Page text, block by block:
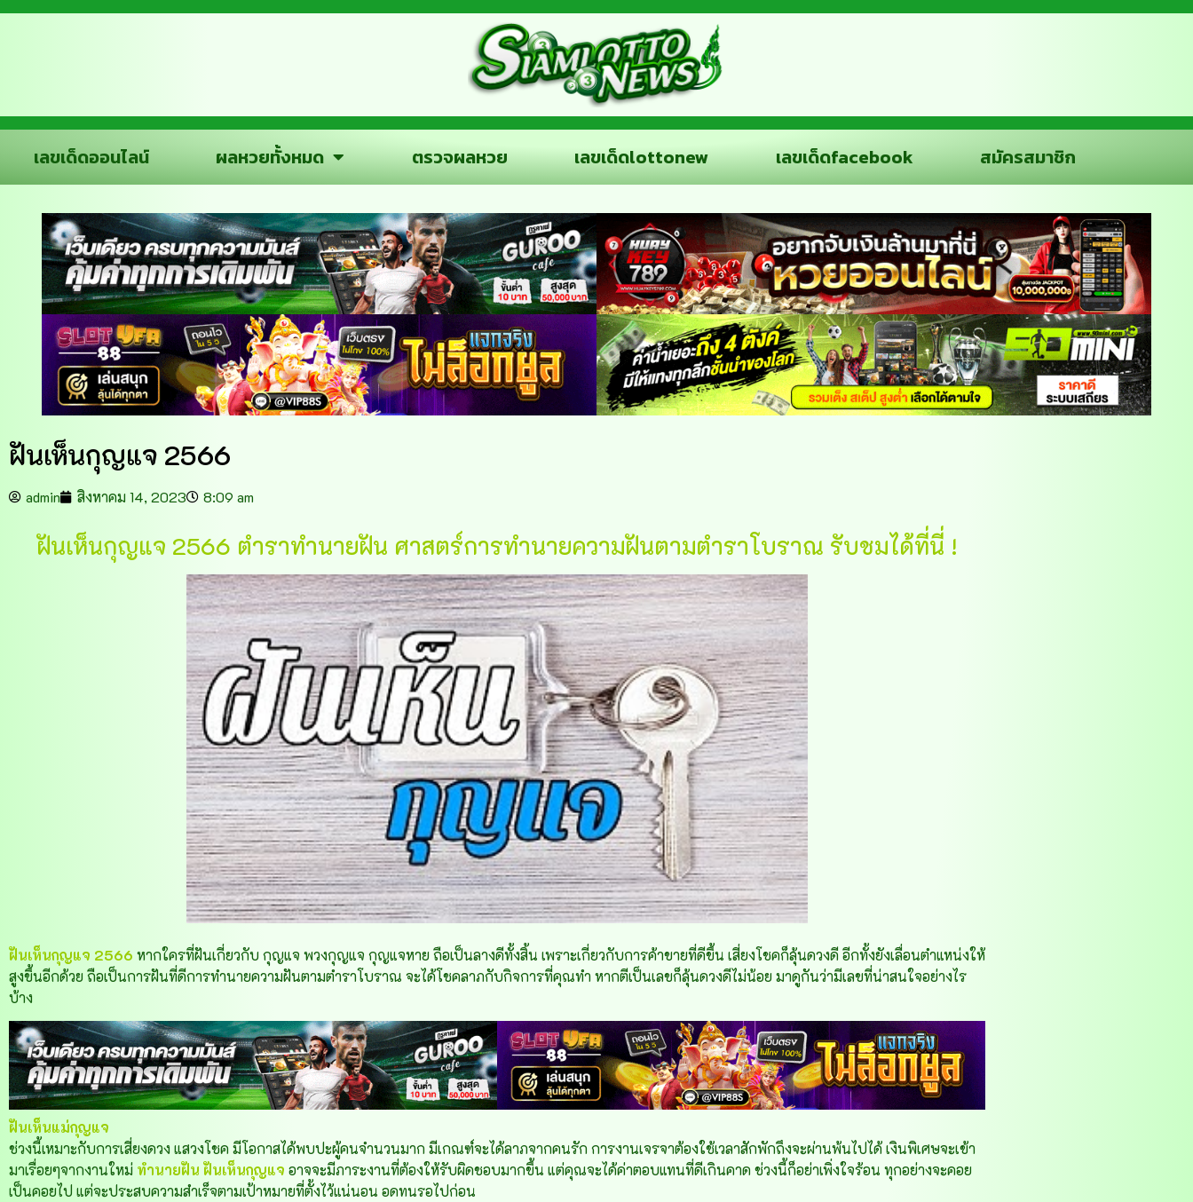
เลขเด็ดออนไลน์ ผลหวยทั้งหมด ตรวจผลหวย เลขเด็ดlottonew เลขเด็ดfacebook สมัครสมาชิก
ฝันเห็นกุญแจ 2566
admin สิงหาคม 14, 2023 8:09 am
ฝันเห็นกุญแจ 2566 ตำราทำนายฝัน ศาสตร์การทำนายความฝันตามตำราโบราณ รับชมได้ที่นี่ !
ฝันเห็นกุญแจ 2566 หากใครที่ฝันเกี่ยวกับ กุญแจ พวงกุญแจ กุญแจหาย ถือเป็นลางดีทั้งสิ้น เพราะเกี่ยวกับการค้าขายที่ดีขึ้น เสี่ยงโชคก็ลุ้นดวงดี อีกทั้งยังเลื่อนตำแหน่งให้
สูงขึ้นอีกด้วย ถือเป็นการฝันที่ดีการทำนายความฝันตามตำราโบราณ จะได้โชคลาภกับกิจการที่คุณทำ หากตีเป็นเลขก็ลุ้นดวงดีไม่น้อย มาดูกันว่ามีเลขที่น่าสนใจอย่างไร
บ้าง
ฝันเห็นแม่กุญแจ
ช่วงนี้เหมาะกับการเสี่ยงดวง แสวงโชค มีโอกาสได้พบปะผู้คนจำนวนมาก มีเกณฑ์จะได้ลาภจากคนรัก การงานเจรจาต้องใช้เวลาสักพักถึงจะผ่านพ้นไปได้ เงินพิเศษจะเข้า
มาเรื่อยๆจากงานใหม่ ทำนายฝัน ฝันเห็นกุญแจ อาจจะมีภาระงานที่ต้องให้รับผิดชอบมากขึ้น แต่คุณจะได้ค่าตอบแทนที่ดีเกินคาด ช่วงนี้ก็อย่าเพิ่งใจร้อน ทุกอย่างจะคอย
เป็นคอยไป แต่จะประสบความสำเร็จตามเป้าหมายที่ตั้งไว้แน่นอน อดทนรอไปก่อน